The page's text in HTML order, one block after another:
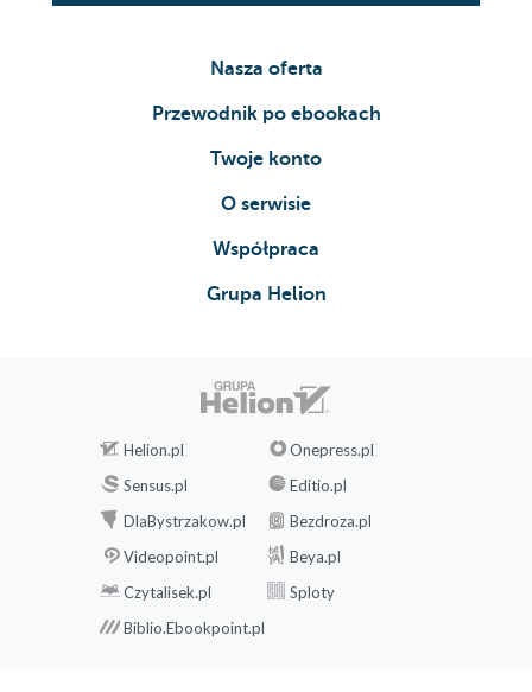
Nasza oferta
Przewodnik po ebookach
Twoje konto
O serwisie
Współpraca
Grupa Helion
Helion.pl
Onepress.pl
Sensus.pl
Editio.pl
DlaBystrzakow.pl
Bezdroza.pl
Videopoint.pl
Beya.pl
Czytalisek.pl
Sploty
Biblio.Ebookpoint.pl